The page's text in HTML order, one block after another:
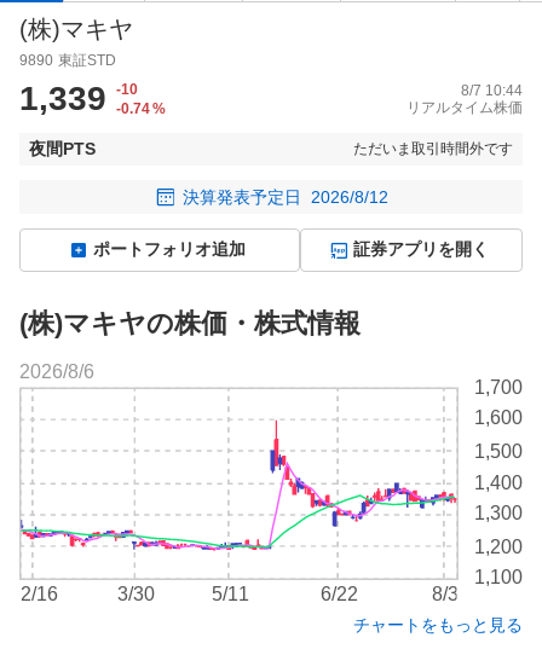
(株)マキヤ
9890 東証STD
1,339
-10
-0.74%
8/7 10:44
リアルタイム株価
夜間PTS ただいま取引時間外です
決算発表予定日 2026/8/12
ポートフォリオ追加 証券アプリを開く
(株)マキヤの株価・株式情報
1,100
1,200
1,300
1,400
1,500
1,600
1,700
2/16 3/30 5/11 6/22 8/3
2026/8/6
チャートをもっと見る